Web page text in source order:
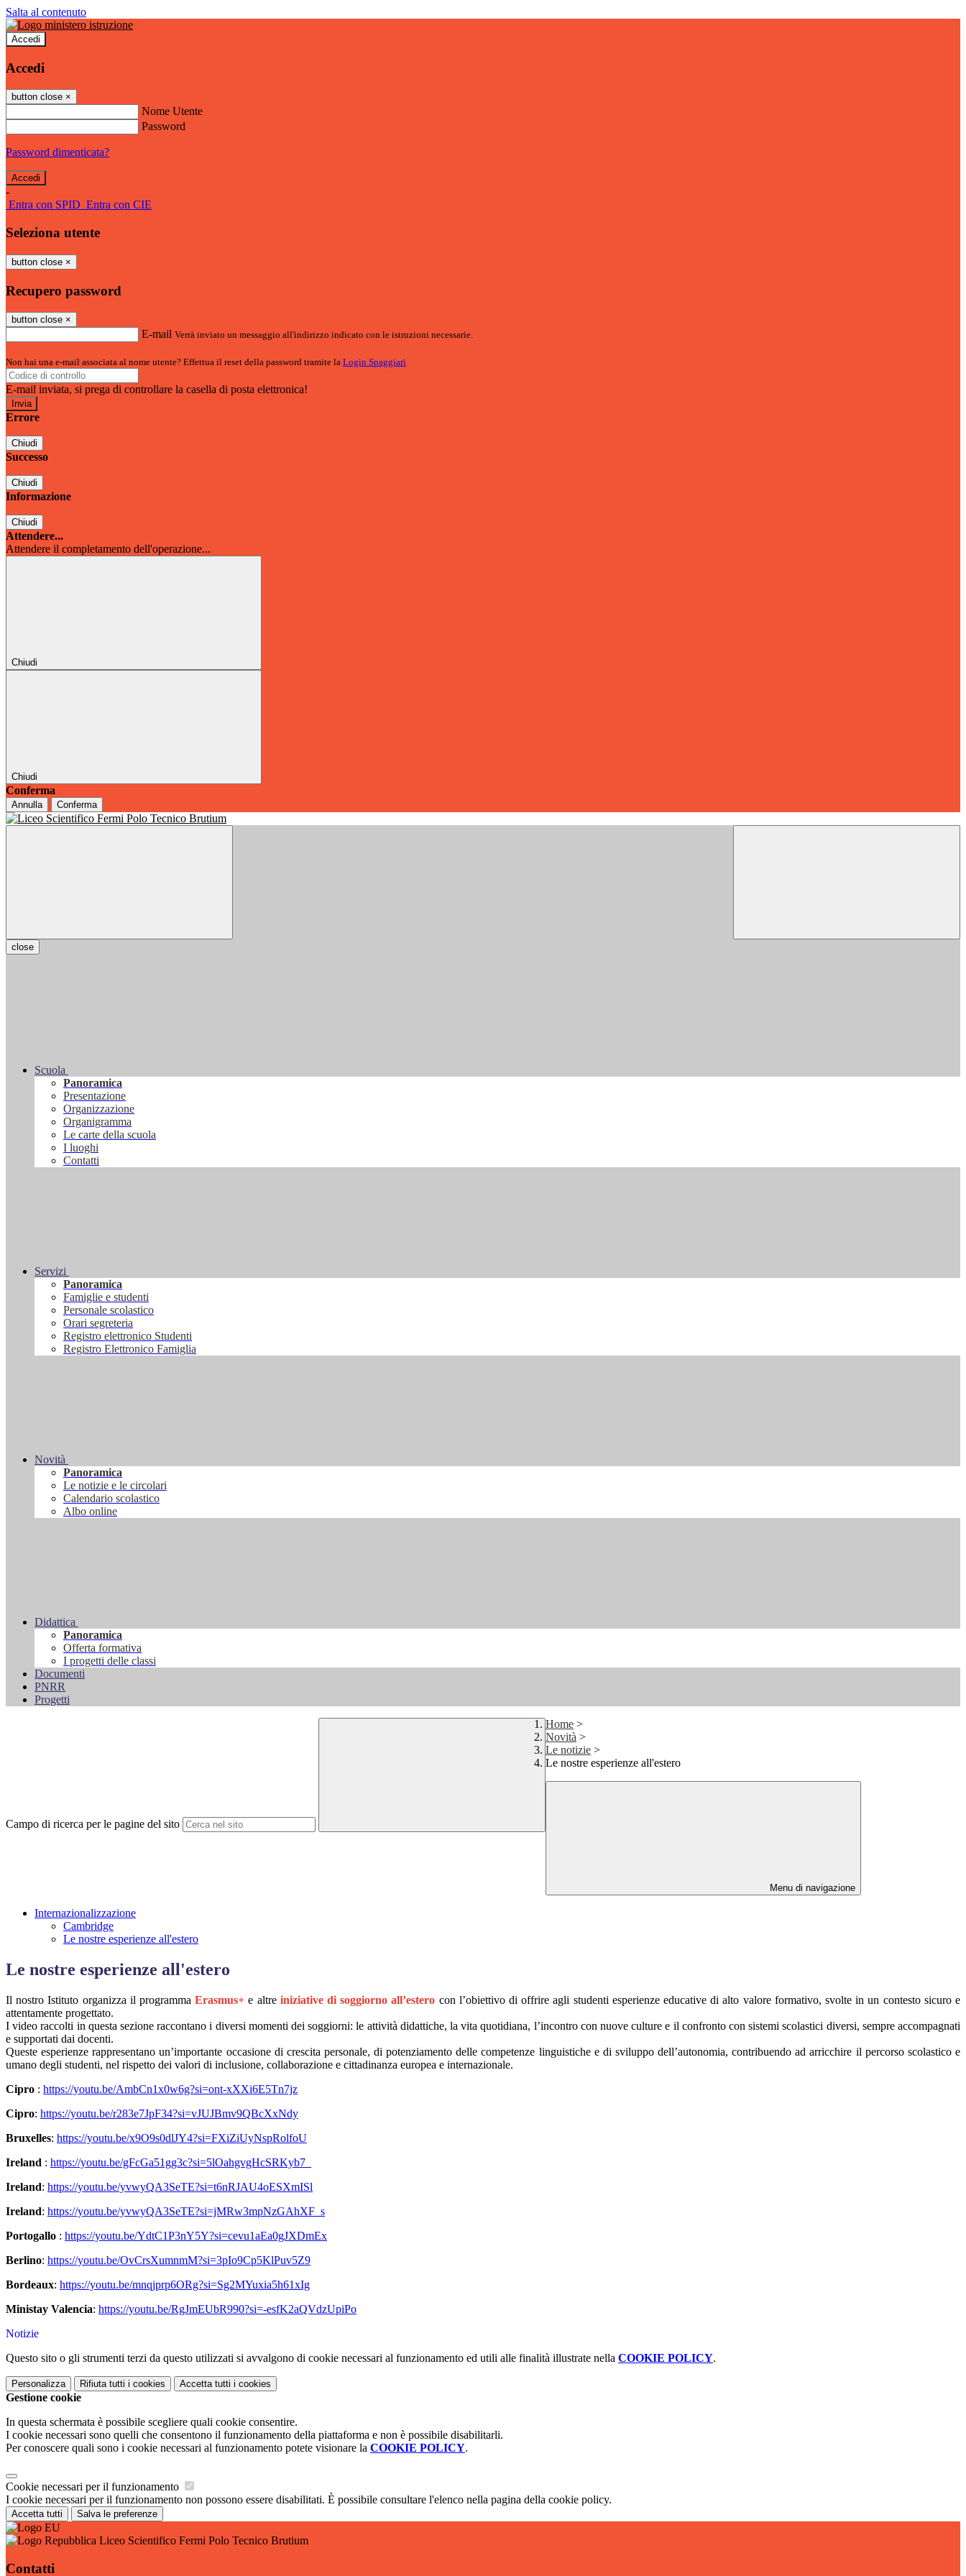
Salta al contenuto
Accedi
Accedi
button close ×
Nome Utente
Password
Password dimenticata?
-
Entra con SPID Entra con CIE
Seleziona utente
button close ×
Recupero password
button close ×
E-mail Verrà inviato un messaggio all'indirizzo indicato con le istruzioni necessarie.
Non hai una e-mail associata al nome utente? Effettua il reset della password tramite la Login Spaggiari
E-mail inviata, si prega di controllare la casella di posta elettronica!
Errore
Chiudi
Successo
Chiudi
Informazione
Chiudi
Attendere...
Attendere il completamento dell'operazione...
Chiudi
Chiudi
Conferma
Annulla Conferma
close
Scuola
Panoramica
Presentazione
Organizzazione
Organigramma
Le carte della scuola
I luoghi
Contatti
Servizi
Panoramica
Famiglie e studenti
Personale scolastico
Orari segreteria
Registro elettronico Studenti
Registro Elettronico Famiglia
Novità
Panoramica
Le notizie e le circolari
Calendario scolastico
Albo online
Didattica
Panoramica
Offerta formativa
I progetti delle classi
Documenti
PNRR
Progetti
Campo di ricerca per le pagine del sito
Home >
Novità >
Le notizie >
Le nostre esperienze all'estero
Menu di navigazione
Internazionalizzazione
Cambridge
Le nostre esperienze all'estero
Le nostre esperienze all'estero
Il nostro Istituto organizza il programmaErasmus+ e altre iniziative di soggiorno all’estero con l’obiettivo di offrire agli studenti esperienze educative di alto valore formativo, svolte in un contesto sicuro e
attentamente progettato.
I video raccolti in questa sezione raccontano i diversi momenti dei soggiorni: le attività didattiche, la vita quotidiana, l’incontro con nuove culture e il confronto con sistemi scolastici diversi, sempre accompagnati
e supportati dai docenti.
Queste esperienze rappresentano un’importante occasione di crescita personale, di potenziamento delle competenze linguistiche e di sviluppo dell’autonomia, contribuendo ad arricchire il percorso scolastico e
umano degli studenti, nel rispetto dei valori di inclusione, collaborazione e cittadinanza europea e internazionale.
Cipro : https://youtu.be/AmbCn1x0w6g?si=ont-xXXi6E5Tn7jz
Cipro: https://youtu.be/r283e7JpF34?si=vJUJBmv9QBcXxNdy
Bruxelles: https://youtu.be/x9O9s0dlJY4?si=FXiZiUyNspRolfoU
Ireland : https://youtu.be/gFcGa51gg3c?si=5lOahgvgHcSRKyb7
Ireland: https://youtu.be/yvwyQA3SeTE?si=t6nRJAU4oESXmISl
Ireland: https://youtu.be/yvwyQA3SeTE?si=jMRw3mpNzGAhXF_s
Portogallo : https://youtu.be/YdtC1P3nY5Y?si=cevu1aEa0gJXDmEx
Berlino: https://youtu.be/OvCrsXumnmM?si=3pIo9Cp5KlPuv5Z9
Bordeaux: https://youtu.be/mnqjprp6ORg?si=Sg2MYuxia5h61xIg
Ministay Valencia: https://youtu.be/RgJmEUbR990?si=-esfK2aQVdzUpiPo
Notizie
Questo sito o gli strumenti terzi da questo utilizzati si avvalgono di cookie necessari al funzionamento ed utili alle finalità illustrate nella COOKIE POLICY.
Personalizza Rifiuta tutti i cookies Accetta tutti i cookies
Gestione cookie
In questa schermata è possibile scegliere quali cookie consentire.
I cookie necessari sono quelli che consentono il funzionamento della piattaforma e non è possibile disabilitarli.
Per conoscere quali sono i cookie necessari al funzionamento potete visionare la COOKIE POLICY.
Cookie necessari per il funzionamento
I cookie necessari per il funzionamento non possono essere disabilitati. È possibile consultare l'elenco nella pagina della cookie policy.
Accetta tutti Salva le preferenze
Liceo Scientifico Fermi Polo Tecnico Brutium
Contatti